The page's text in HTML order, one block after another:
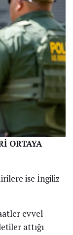
ORTAYA
ise İngiliz
evvel
attığı